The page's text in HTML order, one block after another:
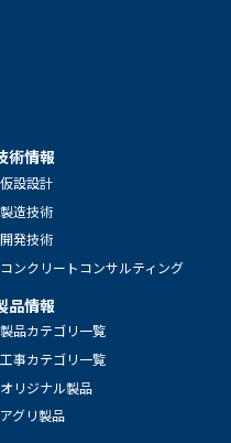
術情報
仮設設計
製造技術
開発技術
コンクリートコンサルティング
品情報
製品カテゴリ一覧
工事カテゴリ一覧
オリジナル製品
アグリ製品